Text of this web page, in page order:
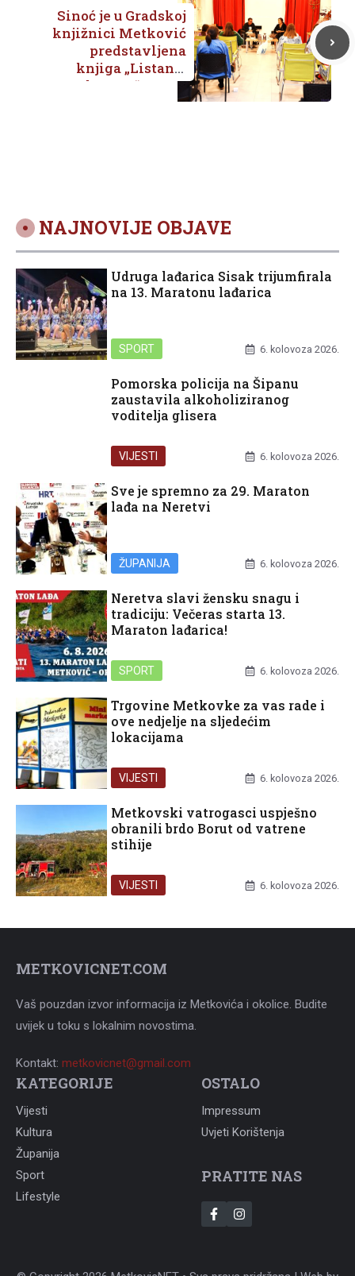
Sinoć je u Gradskoj
knjižnici Metković
predstavljena
knjiga „Listanje
kupusa“ autora
Igora Beleša
NAJNOVIJE OBJAVE
Udruga lađarica Sisak trijumfirala
na 13. Maratonu lađarica
SPORT 6. kolovoza 2026.
Pomorska policija na Šipanu
zaustavila alkoholiziranog
voditelja glisera
VIJESTI 6. kolovoza 2026.
Sve je spremno za 29. Maraton
lađa na Neretvi
ŽUPANIJA 6. kolovoza 2026.
Neretva slavi žensku snagu i
tradiciju: Večeras starta 13.
Maraton lađarica!
SPORT 6. kolovoza 2026.
Trgovine Metkovke za vas rade i
ove nedjelje na sljedećim
lokacijama
VIJESTI 6. kolovoza 2026.
Metkovski vatrogasci uspješno
obranili brdo Borut od vatrene
stihije
VIJESTI 6. kolovoza 2026.
METKOVICNET.COM
Vaš pouzdan izvor informacija iz Metkovića i okolice. Budite
uvijek u toku s lokalnim novostima.
Kontakt: metkovicnet@gmail.com
KATEGORIJE
Vijesti
Kultura
Županija
Sport
Lifestyle
OSTALO
Impressum
Uvjeti Korištenja
PRATITE NAS